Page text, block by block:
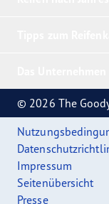
© 2026 The
Impressum
Seitenübersicht
Presse